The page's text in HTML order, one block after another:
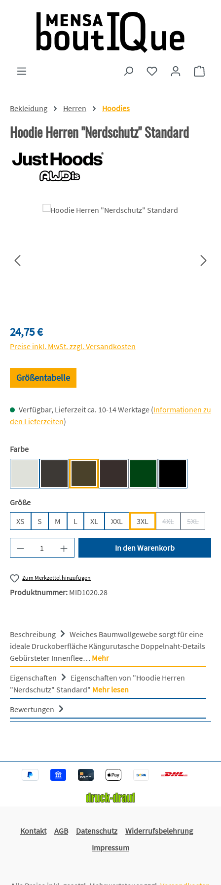
Zum Hauptinhalt springen
Du hast 0
Bekleidung Herren Hoodies
Hoodie Herren "Nerdschutz" Standard
Bildergalerie überspringen
Regulärer Preis:
24,75 €
Preise inkl. MwSt. zzgl. Versandkosten
Größentabelle
Verfügbar, Lieferzeit ca. 10-14 Werktage (Informationen zu
den Lieferzeiten)
Farbeauswählen
Größeauswählen
XS
S M L XL XXL 3XL 4XL
(Diese Option ist
5XL
(Diese
Produkt Anzahl: Gib den gewünschten Wert
In den Warenkorb
Zum Merkzettel hinzufügen
Produktnummer: MID1020.28
Beschreibung
Weiches Baumwollgewebe sorgt für eine
ideale Druckoberfläche Kängurutasche Doppelnaht-Details
Gebürsteter Innenflee… Mehr
Eigenschaften
Eigenschaften von "Hoodie Herren
"Nerdschutz" Standard" Mehr lesen
Bewertungen
Kontakt AGB Datenschutz
Widerrufsbelehrung
Impressum